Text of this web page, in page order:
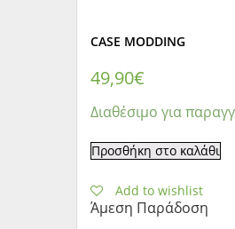
CASE MODDING
49,90€
Διαθέσιμο για
Προσθήκη στο καλάθι
Add to wishlist
Άμεση Παράδοση